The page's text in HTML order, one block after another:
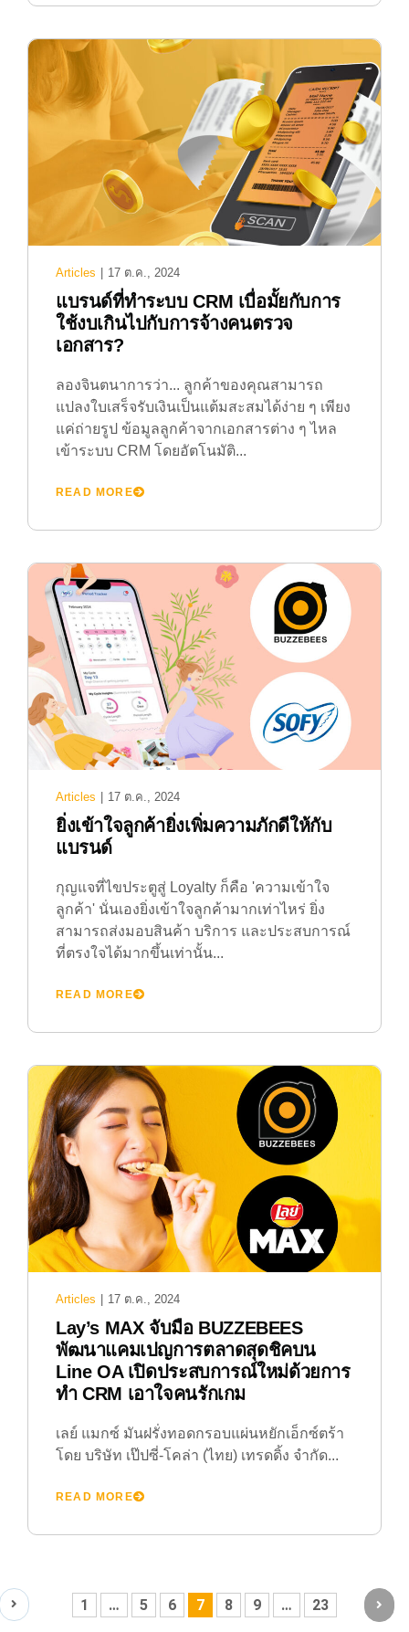
Articles 17 ต.ค., 2024
แบรนด์ที่ทำระบบ CRM เบื่อมั้ยกับการ
ใช้งบเกินไปกับการจ้างคนตรวจ
เอกสาร?
ลองจินตนาการว่า... ลูกค้าของคุณสามารถ
แปลงใบเสร็จรับเงินเป็นแต้มสะสมได้ง่าย ๆ เพียง
แค่ถ่ายรูป ข้อมูลลูกค้าจากเอกสารต่าง ๆ ไหล
เข้าระบบ CRM โดยอัตโนมัติ...
READ MORE
Articles 17 ต.ค., 2024
ยิ่งเข้าใจลูกค้ายิ่งเพิ่มความภักดีให้กับ
แบรนด์
กุญแจที่ไขประตูสู่ Loyalty ก็คือ 'ความเข้าใจ
ลูกค้า' นั่นเองยิ่งเข้าใจลูกค้ามากเท่าไหร่ ยิ่ง
สามารถส่งมอบสินค้า บริการ และประสบการณ์
ที่ตรงใจได้มากขึ้นเท่านั้น...
READ MORE
Articles 17 ต.ค., 2024
Lay’s MAX จับมือ BUZZEBEES
พัฒนาแคมเปญการตลาดสุดชิคบน
Line OA เปิดประสบการณ์ใหม่ด้วยการ
ทำ CRM เอาใจคนรักเกม
เลย์ แมกซ์ มันฝรั่งทอดกรอบแผ่นหยักเอ็กซ์ตร้า
โดย บริษัท เป๊ปซี่-โคล่า (ไทย) เทรดดิ้ง จำกัด...
READ MORE
1 … 5 6 7 8 9 … 23